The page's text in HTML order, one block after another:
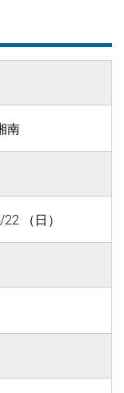
南
（日）